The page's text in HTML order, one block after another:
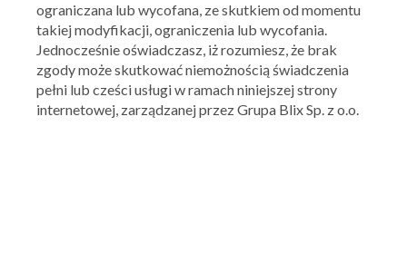
RTV EURO AGD
Kupony, zniżki, promocje
Ocena: 3.84/5 60ocen
ograniczana lub wycofana, ze skutkiem od momentu
takiej modyfikacji, ograniczenia lub wycofania.
Jednocześnie oświadczasz, iż rozumiesz, że brak
zgody może skutkować niemożnością świadczenia
pełni lub cześci usługi w ramach niniejszej strony
internetowej, zarządzanej przez Grupa Blix Sp. z o.o.